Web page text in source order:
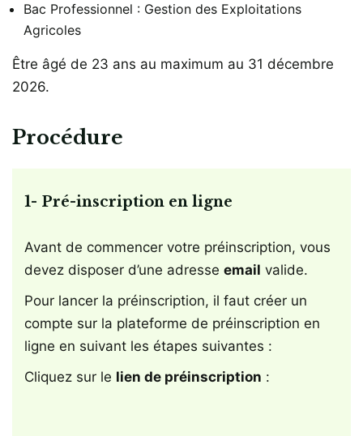
Bac Professionnel : Gestion des Exploitations
Agricoles
Être âgé de 23 ans au maximum au 31 décembre
2026.
Procédure
1- Pré-inscription en ligne
Avant de commencer votre préinscription, vous
devez disposer d’une adresse email valide.
Pour lancer la préinscription, il faut créer un
compte sur la plateforme de préinscription en
ligne en suivant les étapes suivantes :
Cliquez sur le lien de préinscription :